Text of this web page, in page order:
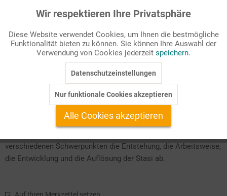
Nach 1945
Die Anfänge des MfS
Die Überwachung durch das MfS
Die Öffentlichkeitsarbeit des MfS
Das MfS im Jahr 1989
Die Auflösung des Mfs
Das MfS in der Erinnerungskultur des vereinten
Deutschlands
Klausur und Unterrichtsverlauf
verschiedenen Schwerpunkten die Entstehung, die Arbeitsweise,
die Entwicklung und die Auflösung der Stasi ab.
Auf Ihren Merkzettel setzen
Funktionale Aktiv
Marketing Inaktiv
Inaktiv
Wir respektieren Ihre Privatsphäre
Diese Website verwendet Cookies, um Ihnen die bestmögliche
Funktionalität bieten zu können. Sie können Ihre Auswahl der
Verwendung von Cookies jederzeit speichern.
Datenschutzeinstellungen
Nur funktionale Cookies akzeptieren
Alle Cookies akzeptieren